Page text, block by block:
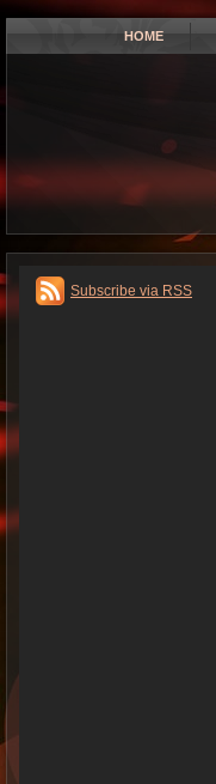
HOME
Subscribe via RSS